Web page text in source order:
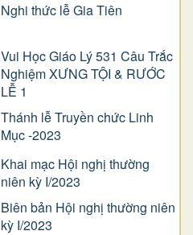
Nghi thức lễ Gia Tiên
Vui Học Giáo Lý 531 Câu Trắc
Nghiệm XƯNG TỘI & RƯỚC
LỄ 1
Thánh lễ Truyền chức Linh
Mục -2023
Khai mạc Hội nghị thường
niên kỳ I/2023
Biên bản Hội nghị thường niên
kỳ I/2023